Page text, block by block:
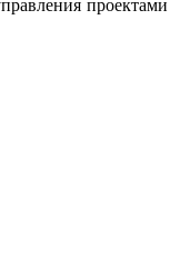
проектами